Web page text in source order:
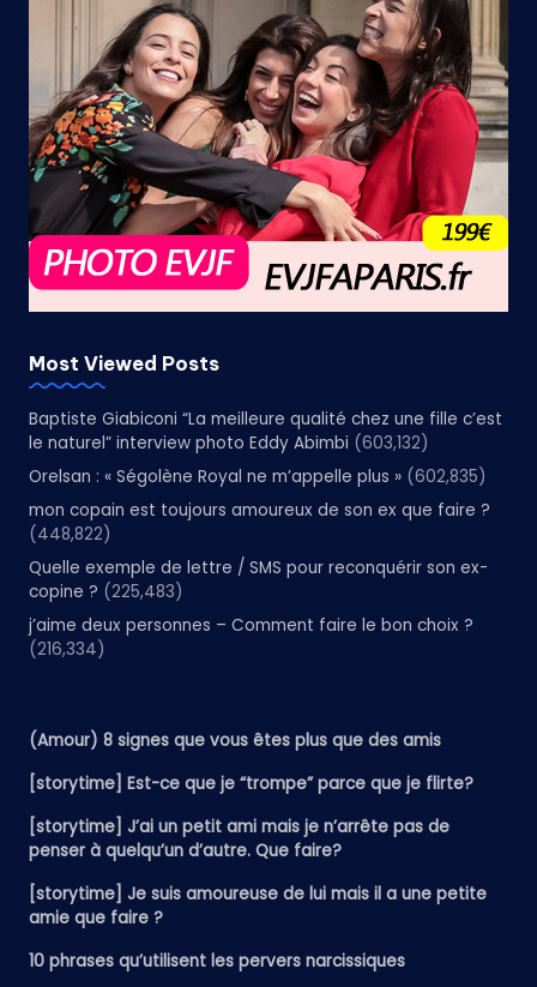
Most Viewed Posts
Baptiste Giabiconi “La meilleure qualité chez une fille c’est
le naturel” interview photo Eddy Abimbi (603,132)
Orelsan : « Ségolène Royal ne m’appelle plus » (602,835)
mon copain est toujours amoureux de son ex que faire ?
(448,822)
Quelle exemple de lettre / SMS pour reconquérir son ex-
copine ? (225,483)
j’aime deux personnes – Comment faire le bon choix ?
(216,334)
(Amour) 8 signes que vous êtes plus que des amis
[storytime] Est-ce que je “trompe” parce que je flirte?
[storytime] J’ai un petit ami mais je n’arrête pas de
penser à quelqu’un d’autre. Que faire?
[storytime] Je suis amoureuse de lui mais il a une petite
amie que faire ?
10 phrases qu’utilisent les pervers narcissiques